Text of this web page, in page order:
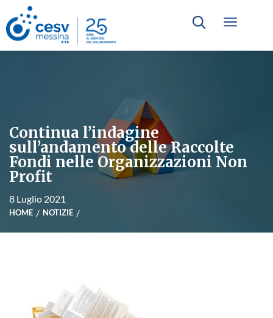
Continua l’indagine
sull’andamento delle Raccolte
Fondi nelle Organizzazioni Non
Profit
8 Luglio 2021
HOME NOTIZIE